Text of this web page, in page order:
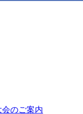
のご案内